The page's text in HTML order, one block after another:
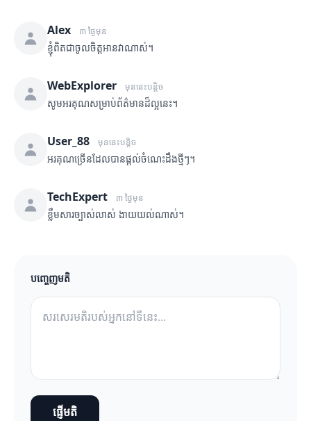
Alex ៣ ថ្ងៃមុន
ខ្ញុំពិតជាចូលចិត្តអានវាណាស់។
WebExplorer មុននេះបន្តិច
សូមអរគុណសម្រាប់ព័ត៌មានដ៏ល្អនេះ។
User_88 មុននេះបន្តិច
អរគុណច្រើនដែលបានផ្តល់ចំណេះដឹងថ្មីៗ។
TechExpert ៣ ថ្ងៃមុន
ខ្លឹមសារច្បាស់លាស់ ងាយយល់ណាស់។
បញ្ចេញមតិ
ផ្ញើមតិ